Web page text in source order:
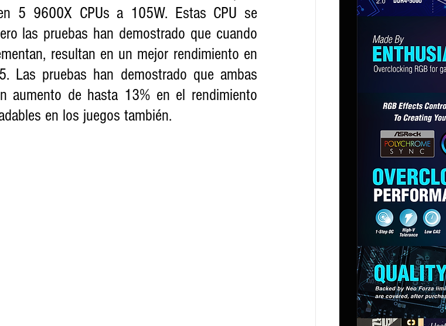
5 9600X CPUs a 105W. Estas CPU se
las pruebas han demostrado que cuando
resultan en un mejor rendimiento en
Las pruebas han demostrado que ambas
aumento de hasta 13% en el rendimiento
en los juegos también.